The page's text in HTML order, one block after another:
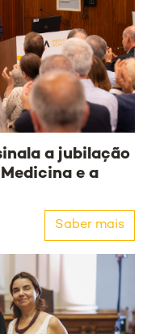
a jubilação
e a
Saber mais